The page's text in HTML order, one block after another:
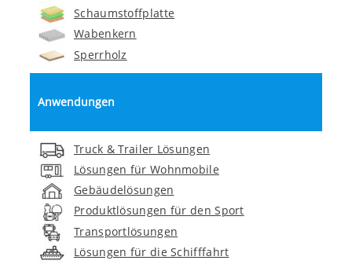
Schaumstoffplatte
Wabenkern
Sperrholz
Anwendungen
Truck & Trailer Lösungen
Lösungen für Wohnmobile
Gebäudelösungen
Produktlösungen für den Sport
Transportlösungen
Lösungen für die Schifffahrt